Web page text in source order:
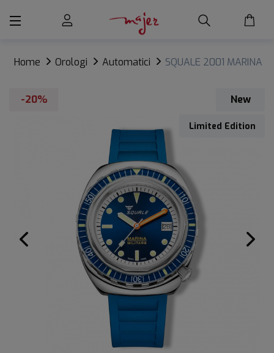
Home Orologi Automatici
SQUALE 2001 MARINA
-20%
New
Limited Edition